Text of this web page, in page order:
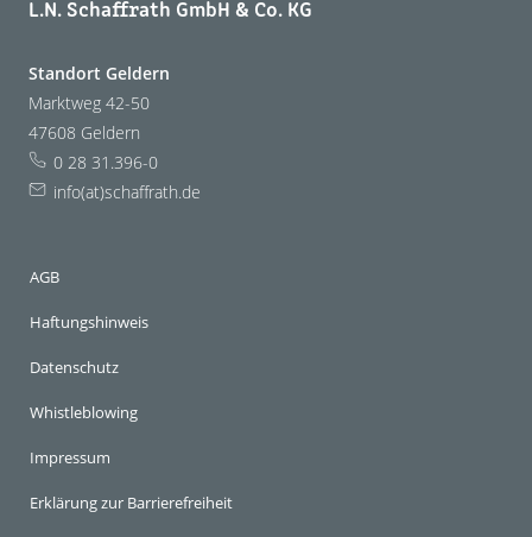
L.N. Schaffrath GmbH & Co. KG
Standort Geldern
Marktweg 42-50
47608 Geldern
0 28 31.396-0
info(at)schaffrath.de
AGB
Haftungshinweis
Datenschutz
Whistleblowing
Impressum
Erklärung zur Barrierefreiheit